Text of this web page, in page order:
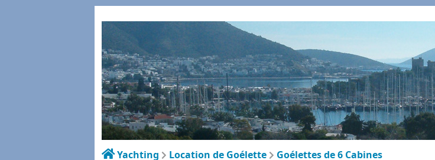
Yachting Location de Goélette Goélettes de 6 Cabines